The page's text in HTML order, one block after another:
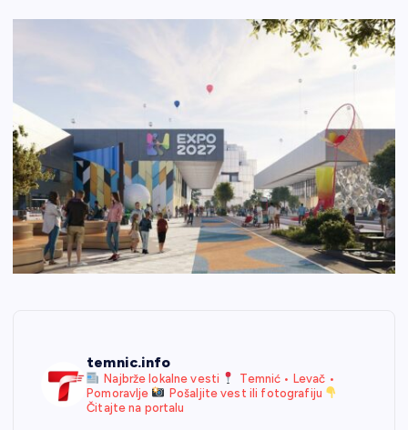
temnic.info
Najbrže lokalne vesti
Temnić • Levač •
Pomoravlje
Pošaljite vest ili fotografiju
Čitajte na portalu